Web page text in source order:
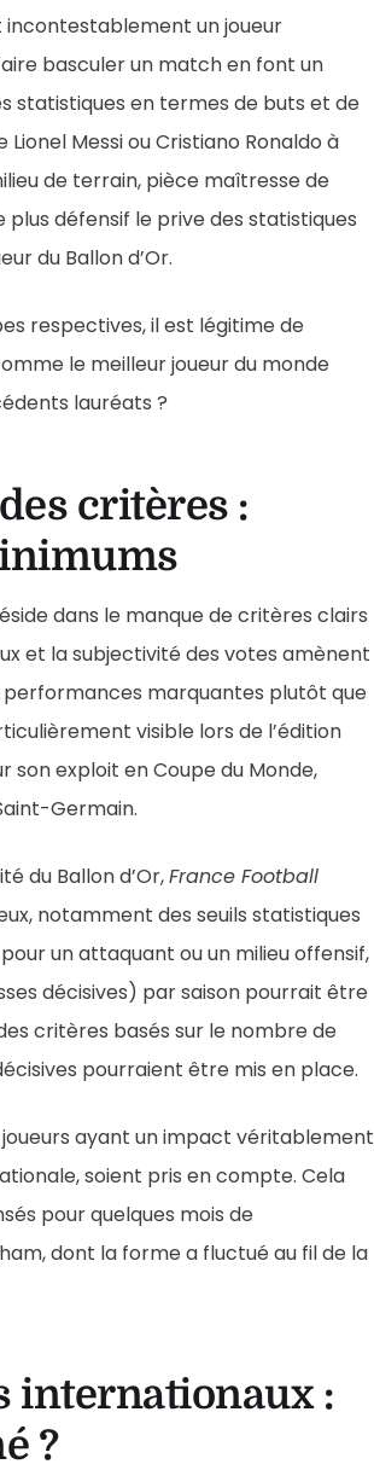
incontestablement un joueur
basculer un match en font un
statistiques en termes de buts et de
Messi ou Cristiano Ronaldo à
de terrain, pièce maîtresse de
plus défensif le prive des statistiques
du Ballon d’Or.
respectives, il est légitime de
le meilleur joueur du monde
lauréats ?
critères :
dans le manque de critères clairs
et la subjectivité des votes amènent
performances marquantes plutôt que
visible lors de l’édition
son exploit en Coupe du Monde,
Germain.
du Ballon d’Or,France Football
notamment des seuils statistiques
un attaquant ou un milieu offensif,
décisives) par saison pourrait être
critères basés sur le nombre de
pourraient être mis en place.
ayant un impact véritablement
soient pris en compte. Cela
pour quelques mois de
dont la forme a fluctué au fil de la
internationaux :
?